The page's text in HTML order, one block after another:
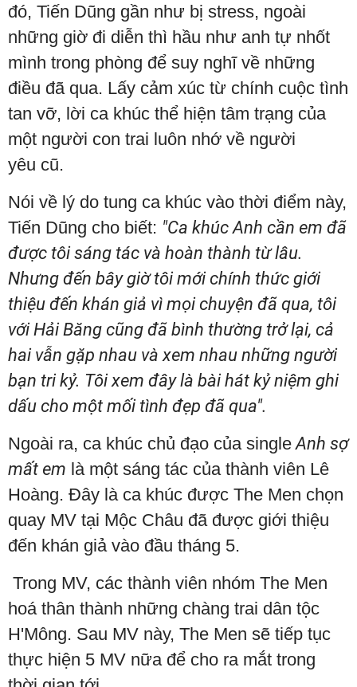
đó, Tiến Dũng gần như bị stress, ngoài
những giờ đi diễn thì hầu như anh tự nhốt
mình trong phòng để suy nghĩ về những
điều đã qua. Lấy cảm xúc từ chính cuộc tình
tan vỡ, lời ca khúc thể hiện tâm trạng của
một người con trai luôn nhớ về người
yêu cũ.
Nói về lý do tung ca khúc vào thời điểm này,
Tiến Dũng cho biết: "Ca khúc Anh cần em đã
được tôi sáng tác và hoàn thành từ lâu.
Nhưng đến bây giờ tôi mới chính thức giới
thiệu đến khán giả vì mọi chuyện đã qua, tôi
với Hải Băng cũng đã bình thường trở lại, cả
hai vẫn gặp nhau và xem nhau những người
bạn tri kỷ. Tôi xem đây là bài hát kỷ niệm ghi
dấu cho một mối tình đẹp đã qua".
Ngoài ra, ca khúc chủ đạo của singleAnh sợ
mất em là một sáng tác của thành viên Lê
Hoàng. Đây là ca khúc được The Men chọn
quay MV tại Mộc Châu đã được giới thiệu
đến khán giả vào đầu tháng 5.
Trong MV, các thành viên nhóm The Men
hoá thân thành những chàng trai dân tộc
H'Mông. Sau MV này, The Men sẽ tiếp tục
thực hiện 5 MV nữa để cho ra mắt trong